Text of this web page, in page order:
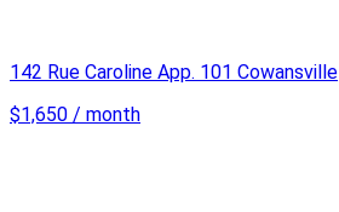
142 Rue Caroline App. 101 Cowansville
$1,650 / month